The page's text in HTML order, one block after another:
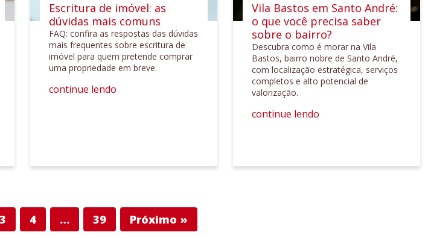
Escritura de imóvel: as
dúvidas mais comuns
FAQ: confira as respostas das dúvidas
mais frequentes sobre escritura de
imóvel para quem pretende comprar
uma propriedade em breve.
continue lendo
Vila Bastos em Santo André:
o que você precisa saber
sobre o bairro?
Descubra como é morar na Vila
Bastos, bairro nobre de Santo André,
com localização estratégica, serviços
completos e alto potencial de
valorização.
continue lendo
3 4 … 39 Próximo »